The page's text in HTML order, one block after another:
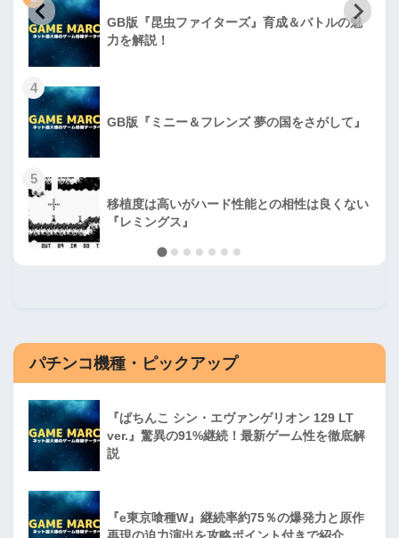
GB版『昆虫ファイターズ』育成＆バトルの魅
力を解説！
4
GB版『ミニー＆フレンズ 夢の国をさがして』
5
移植度は高いがハード性能との相性は良くない
『レミングス』
パチンコ機種・ピックアップ
『ぱちんこ シン・エヴァンゲリオン 129 LT
ver.』驚異の91%継続！最新ゲーム性を徹底解
説
『e東京喰種W』継続率約75％の爆発力と原作